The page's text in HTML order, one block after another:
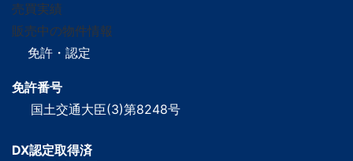
売買実績
販売中の物件情報
免許・認定
免許番号
国土交通大臣(3)第8248号
DX認定取得済